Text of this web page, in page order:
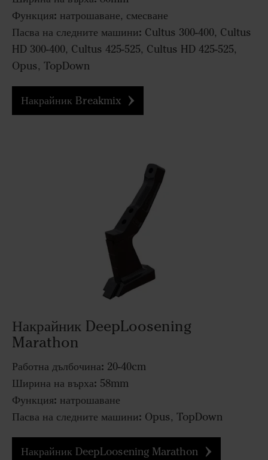
Функция: натрошаване, смесване
Пасва на следните машини: Cultus 300-400, Cultus
HD 300-400, Cultus 425-525, Cultus HD 425-525,
Opus, TopDown
Накрайник Breakmix
Накрайник DeepLoosening
Marathon
Работна дълбочина: 20-40cm
Ширина на върха: 58mm
Функция: натрошаване
Пасва на следните машини: Opus, TopDown
Накрайник DeepLoosening Marathon